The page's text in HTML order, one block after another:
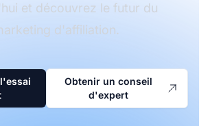
et découvrez le futur du
d'affiliation.
Obtenir un conseil
d'expert